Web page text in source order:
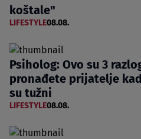
koštale"
LIFESTYLE08.08.
Psiholog: Ovo su 3
pronađete prijatelje
su tužni
LIFESTYLE08.08.